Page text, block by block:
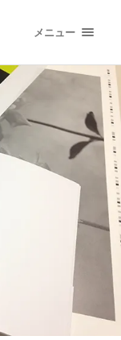
メニュー